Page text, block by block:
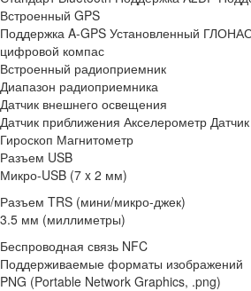
Встроенный GPS
Поддержка A-GPS Установленный
цифровой компас
Встроенный радиоприемник
Диапазон радиоприемника
Датчик внешнего освещения
Датчик приближения Акселерометр
Гироскоп Магнитометр
Разъем USB
Микро-USB (7 x 2 мм)
Разъем TRS (мини/микро-джек)
3.5 мм (миллиметры)
Беспроводная связь NFC
Поддерживаемые форматы изображений
PNG (Portable Network Graphics, .png)